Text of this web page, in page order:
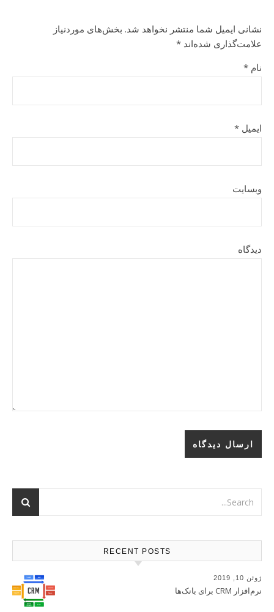
نشانی ایمیل شما منتشر نخواهد شد. بخش‌های موردنیاز
علامت‌گذاری شده‌اند *
نام *
ایمیل *
وبسایت
دیدگاه
RECENT POSTS
ژوئن 10, 2019
نرم‌افزار CRM برای بانک‌ها